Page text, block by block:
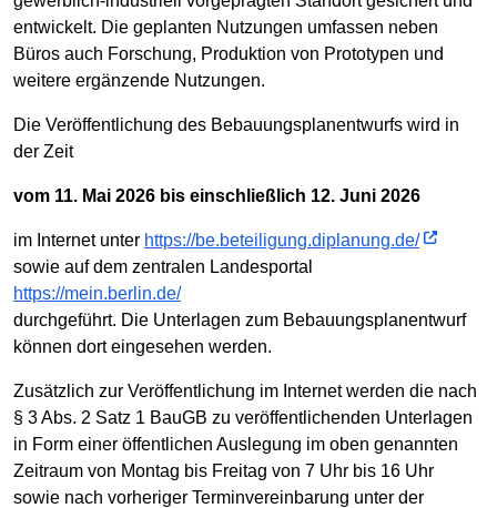
entwickelt. Die geplanten Nutzungen umfassen neben
Büros auch Forschung, Produktion von Prototypen und
weitere ergänzende Nutzungen.
Die Veröffentlichung des Bebauungsplanentwurfs wird in
der Zeit
vom 11. Mai 2026 bis einschließlich 12. Juni 2026
im Internet unter https://be.beteiligung.diplanung.de/
sowie auf dem zentralen Landesportal
https://mein.berlin.de/
durchgeführt. Die Unterlagen zum Bebauungsplanentwurf
können dort eingesehen werden.
Zusätzlich zur Veröffentlichung im Internet werden die nach
§ 3 Abs. 2 Satz 1 BauGB zu veröffentlichenden Unterlagen
in Form einer öffentlichen Auslegung im oben genannten
Zeitraum von Montag bis Freitag von 7 Uhr bis 16 Uhr
sowie nach vorheriger Terminvereinbarung unter der